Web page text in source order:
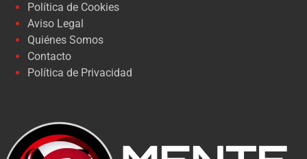
Política de Cookies
Aviso Legal
Quiénes Somos
Contacto
Política de Privacidad